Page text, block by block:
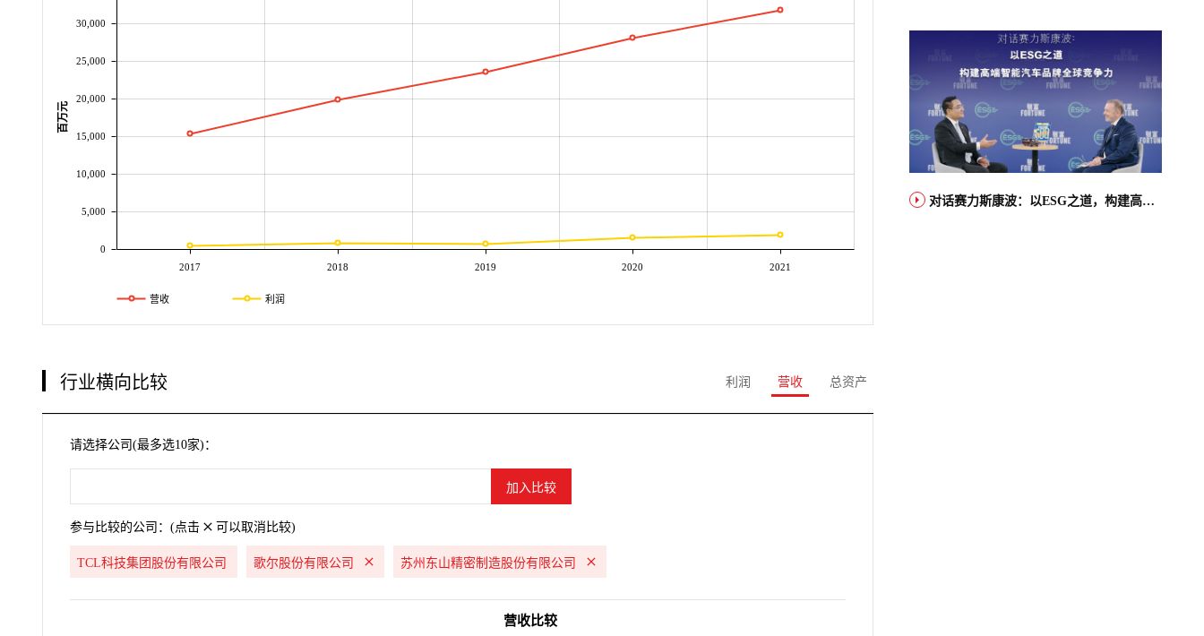
2017 2018 2019 2020 2021
0
5,000
10,000
15,000
20,000
25,000
30,000
百万元
营收 利润
行业横向比较 利润 营收 总资产
请选择公司(最多选10家)：
参与比较的公司：(点击 可以取消比较)
TCL科技集团股份有限公司 歌尔股份有限公司 苏州东山精密制造股份有限公司
营收比较
对话赛力斯康波：以ESG之道，构建高端智能汽车品牌全球竞争力